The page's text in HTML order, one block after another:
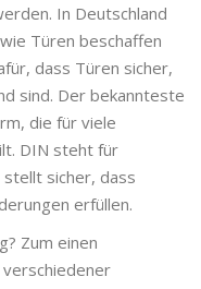
In Deutschland
Türen beschaffen
dass Türen sicher,
sind. Der bekannteste
die für viele
DIN steht für
sicher, dass
erfüllen.
Zum einen